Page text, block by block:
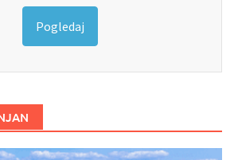
Pogledaj